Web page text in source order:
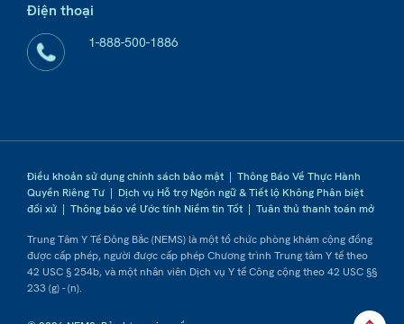
Điện thoại
1-888-500-1886
Điều khoản sử dụng chính sách bảo mật | Thông Báo Về Thực Hành
Quyền Riêng Tư | Dịch vụ Hỗ trợ Ngôn ngữ & Tiết lộ Không Phân biệt
đối xử | Thông báo về Ước tính Niềm tin Tốt | Tuân thủ thanh toán mở
Trung Tâm Y Tế Đông Bắc (NEMS) là một tổ chức phòng khám cộng đồng
được cấp phép, người được cấp phép Chương trình Trung tâm Y tế theo
42 USC § 254b, và một nhân viên Dịch vụ Y tế Công cộng theo 42 USC §§
233 (g) - (n).